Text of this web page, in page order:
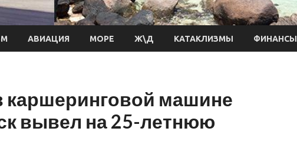
АВИАЦИЯ МОРЕ Ж\Д КАТАКЛИЗМЫ ФИНАНСЫ
каршеринговой машине
вывел на 25-летнюю